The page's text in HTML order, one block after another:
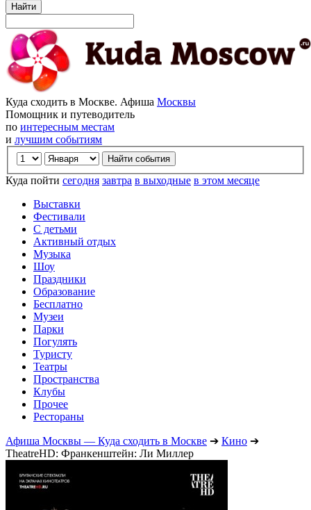
Найти
Куда сходить в Москве. Афиша Москвы
Помощник и путеводитель
по интересным местам
и лучшим событиям
Куда пойти сегодня завтра в выходные в этом месяце
Выставки
Фестивали
С детьми
Активный отдых
Музыка
Шоу
Праздники
Образование
Бесплатно
Музеи
Парки
Погулять
Туристу
Театры
Пространства
Клубы
Прочее
Рестораны
Афиша Москвы — Куда сходить в Москве ➔ Кино ➔
TheatreHD: Франкенштейн: Ли Миллер